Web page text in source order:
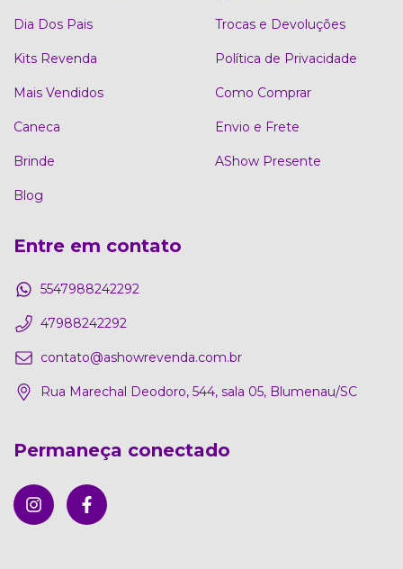
Dia Dos Pais
Kits Revenda
Mais Vendidos
Caneca
Brinde
Blog
Trocas e Devoluções
Política de Privacidade
Como Comprar
Envio e Frete
AShow Presente
Entre em contato
5547988242292
47988242292
contato@ashowrevenda.com.br
Rua Marechal Deodoro, 544, sala 05, Blumenau/SC
Permaneça conectado